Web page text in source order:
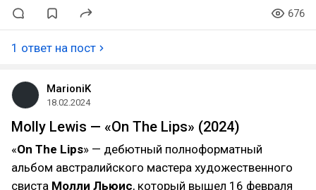
676
1 ответ на пост
MarioniK
18.02.2024
Molly Lewis — «On The Lips» (2024)
«On The Lips» — дебютный полноформатный
альбом австралийского мастера художественного
свиста Молли Льюис, который вышел 16 февраля